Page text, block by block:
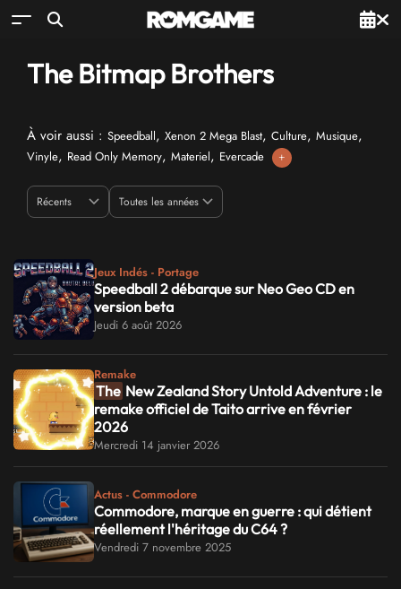
The Bitmap Brothers
À voir aussi : Speedball, Xenon 2 Mega Blast, Culture, Musique,
Vinyle, Read Only Memory, Materiel, Evercade +
Jeux Indés - Portage
Speedball 2 débarque sur Neo Geo CD en
version beta
Jeudi 6 août 2026
Remake
The New Zealand Story Untold Adventure : le
remake officiel de Taito arrive en février
2026
Mercredi 14 janvier 2026
Actus - Commodore
Commodore, marque en guerre : qui détient
réellement l'héritage du C64 ?
Vendredi 7 novembre 2025